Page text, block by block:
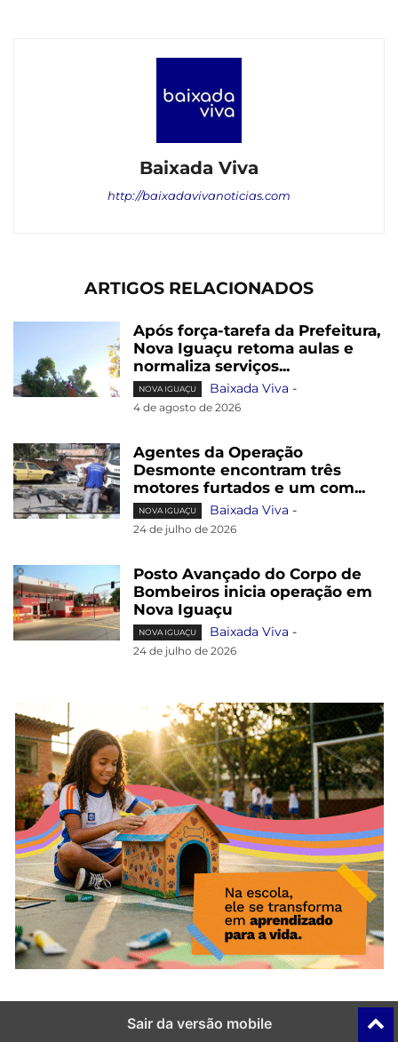
Baixada Viva
http://baixadavivanoticias.com
ARTIGOS RELACIONADOS
Após força-tarefa da Prefeitura,
Nova Iguaçu retoma aulas e
normaliza serviços...
NOVA IGUAÇU Baixada Viva -
4 de agosto de 2026
Agentes da Operação
Desmonte encontram três
motores furtados e um com...
NOVA IGUAÇU Baixada Viva -
24 de julho de 2026
Posto Avançado do Corpo de
Bombeiros inicia operação em
Nova Iguaçu
NOVA IGUAÇU Baixada Viva -
24 de julho de 2026
Sair da versão mobile